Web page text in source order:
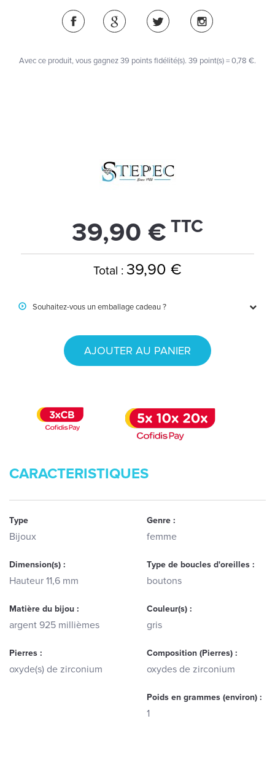
Avec ce produit, vous gagnez39 points fidélité(s). 39 point(s) =0,78 €.
39,90 € TTC
Total : 39,90 €
Souhaitez-vous un emballage cadeau ?
AJOUTER AU PANIER
CARACTERISTIQUES
Type
Bijoux
Genre :
femme
Dimension(s) :
Hauteur 11,6 mm
Type de boucles d'oreilles :
boutons
Matière du bijou :
argent 925 millièmes
Couleur(s) :
gris
Pierres :
oxyde(s) de zirconium
Composition (Pierres) :
oxydes de zirconium
Poids en grammes (environ) :
1